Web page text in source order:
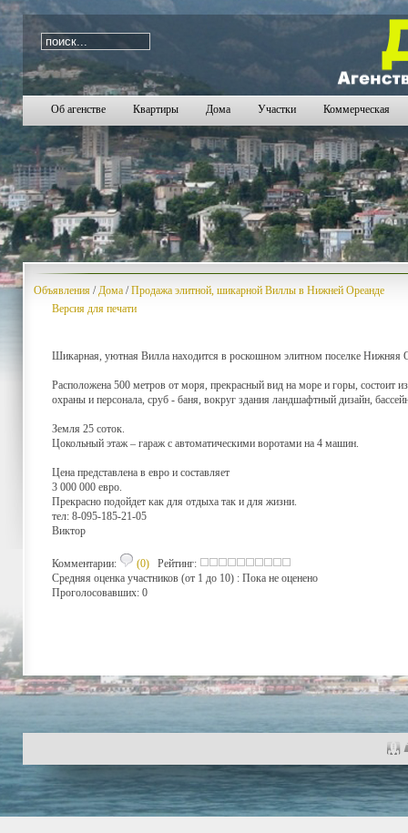
i=1410
Об агенстве Квартиры Дома Участки Коммерческая
Объявления /Дома /Продажа элитной, шикарной Виллы в Нижней Ореанде
Версия для печати
Шикарная, уютная Вилла находится в роскошном элитном поселке Нижняя
Расположена 500 метров от моря, прекрасный вид на море и горы, состоит
охраны и персонала, сруб - баня, вокруг здания ландшафтный дизайн,
Земля 25 соток.
Цокольный этаж – гараж с автоматическими воротами на 4 машин.
Цена представлена в евро и составляет
3 000 000 евро.
Прекрасно подойдет как для отдыха так и для жизни.
тел: 8-095-185-21-05
Виктор
Комментарии: (0) Рейтинг:
Средняя оценка участников (от 1 до 10) : Пока не оценено
Проголосовавших: 0